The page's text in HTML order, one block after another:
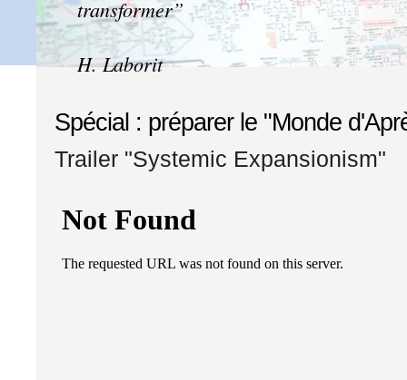
transformer”
H. Laborit
Spécial : préparer le "Monde
Trailer "Systemic Expansionism"